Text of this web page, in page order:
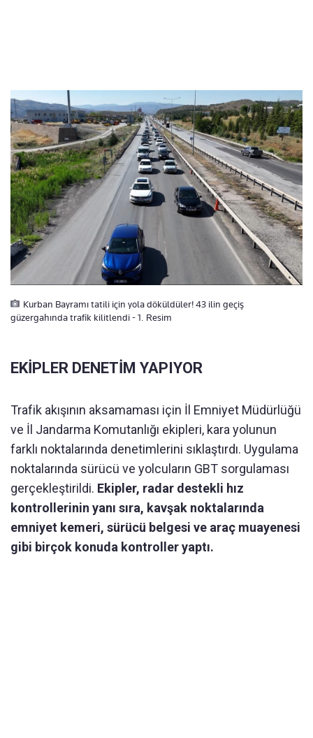
Kurban Bayramı tatili için yola döküldüler! 43 ilin geçiş
güzergahında trafik kilitlendi - 1. Resim
EKİPLER DENETİM YAPIYOR
Trafik akışının aksamaması için İl Emniyet Müdürlüğü
ve İl Jandarma Komutanlığı ekipleri, kara yolunun
farklı noktalarında denetimlerini sıklaştırdı. Uygulama
noktalarında sürücü ve yolcuların GBT sorgulaması
gerçekleştirildi. Ekipler, radar destekli hız
kontrollerinin yanı sıra, kavşak noktalarında
emniyet kemeri, sürücü belgesi ve araç muayenesi
gibi birçok konuda kontroller yaptı.